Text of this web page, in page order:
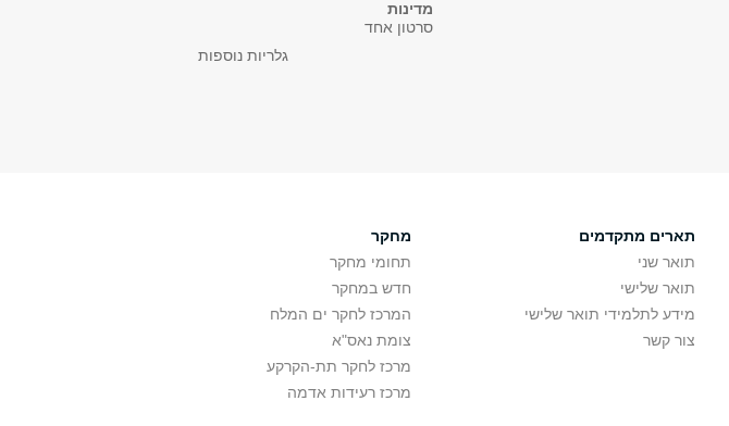
מדינות
סרטון אחד
גלריות נוספות
תארים מתקדמים
תואר שני
תואר שלישי
מידע לתלמידי תואר שלישי
צור קשר
מחקר
תחומי מחקר
חדש במחקר
המרכז לחקר ים המלח
צומת נאס"א
מרכז לחקר תת-הקרקע
מרכז רעידות אדמה